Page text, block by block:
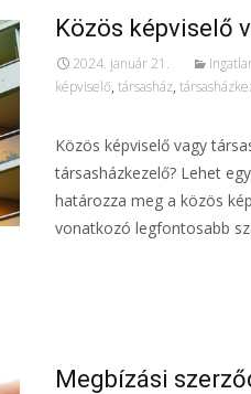
Közös képviselő
2024. január 21.
képviselő, társasház,
Közös képviselő vagy
társasházkezelő? Lehet
határozza meg a közös
vonatkozó legfontosabb
Megbízási